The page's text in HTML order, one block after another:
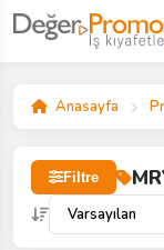
Anasayfa
Filtre